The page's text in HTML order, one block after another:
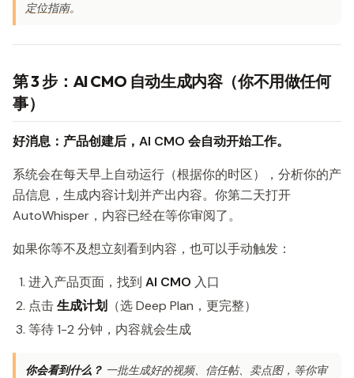
定位指南。
第 3 步：AI CMO 自动生成内容（你不用做任何
事）
好消息：产品创建后，AI CMO 会自动开始工作。
系统会在每天早上自动运行（根据你的时区），分析你的产
品信息，生成内容计划并产出内容。你第二天打开
AutoWhisper，内容已经在等你审阅了。
如果你等不及想立刻看到内容，也可以手动触发：
进入产品页面，找到 AI CMO 入口
点击生成计划
（选 Deep Plan，更完整）
等待 1-2 分钟，内容就会生成
你会看到什么？ 一批生成好的视频、信任帖、卖点图，等你审